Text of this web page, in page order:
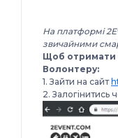
На платформі
звичайними
Щоб отримати
Волонтеру:
1. Зайти на сайт
2. Залогінитись